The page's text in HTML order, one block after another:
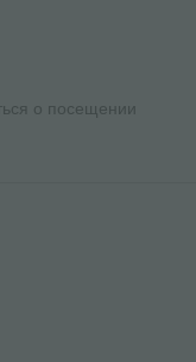
о посещении